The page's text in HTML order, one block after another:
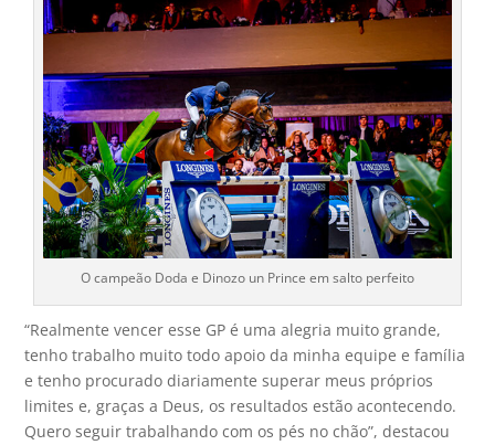
O campeão Doda e Dinozo un Prince em salto perfeito
“Realmente vencer esse GP é uma alegria muito grande,
tenho trabalho muito todo apoio da minha equipe e família
e tenho procurado diariamente superar meus próprios
limites e, graças a Deus, os resultados estão acontecendo.
Quero seguir trabalhando com os pés no chão”, destacou